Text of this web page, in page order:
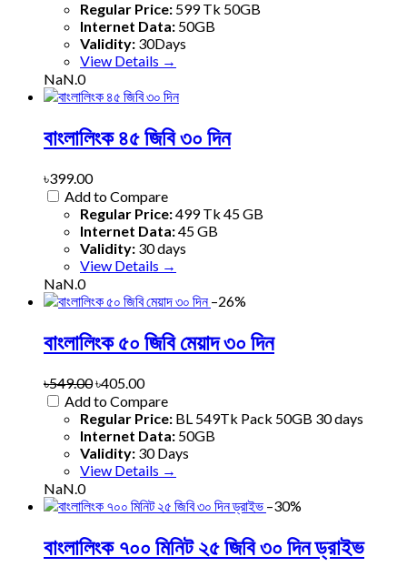
Regular Price: 599 Tk 50GB
Internet Data: 50GB
Validity: 30Days
View Details →
NaN.0
বাংলালিংক ৪৫ জিবি ৩০ দিন
৳399.00
Add to Compare
Regular Price:499 Tk 45 GB
Internet Data:45 GB
Validity: 30 days
View Details →
NaN.0
–26%
বাংলালিংক ৫০ জিবি মেয়াদ ৩০ দিন
৳549.00৳405.00
Add to Compare
Regular Price: BL 549Tk Pack 50GB 30 days
Internet Data: 50GB
Validity: 30 Days
View Details →
NaN.0
–30%
বাংলালিংক ৭০০ মিনিট ২৫ জিবি ৩০ দিন ড্রাইভ